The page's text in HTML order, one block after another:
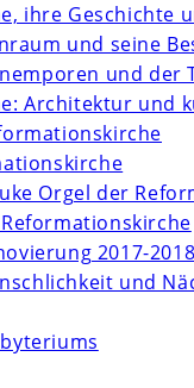
ihre Geschichte
und seine
und der
Architektur und
Orgel der
2017-2018
und